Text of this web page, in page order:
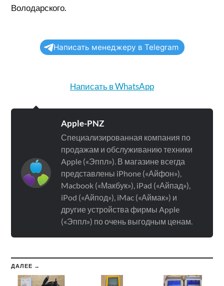
Володарского.
Написать менеджеру в Telegram
Написать в WhatsApp
Apple-PNZ
Специализированная компания по
продажам и обслуживанию техники
Apple («Эппл»). В магазине всегда
представлены iPhone («Айфон»),
Macbook («Макбук»), iPad («Айпад»),
iPod («Айпод»), iMac («Аймак») и
другие устройства фирмы Apple
(«Эппл») по очень выгодным ценам.
ДАЛЕЕ →